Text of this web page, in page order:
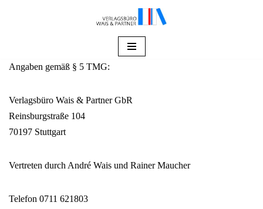
springen
Angaben gemäß § 5 TMG:
Verlagsbüro Wais & Partner GbR
Reinsburgstraße 104
70197 Stuttgart
Vertreten durch André Wais und Rainer Maucher
Telefon 0711 621803